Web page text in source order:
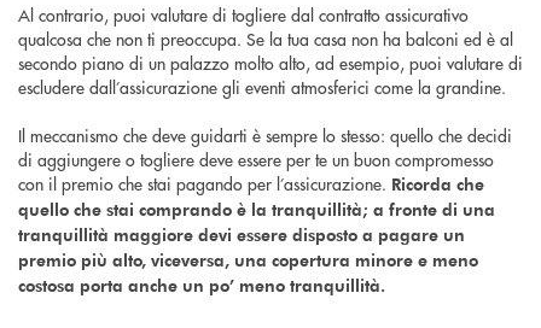
Al contrario, puoi valutare di togliere dal contratto assicurativo
qualcosa che non ti preoccupa. Se la tua casa non ha balconi ed è al
secondo piano di un palazzo molto alto, ad esempio, puoi valutare di
escludere dall’assicurazione gli eventi atmosferici come la grandine.
Il meccanismo che deve guidarti è sempre lo stesso: quello che decidi
di aggiungere o togliere deve essere per te un buon compromesso
con il premio che stai pagando per l’assicurazione. Ricorda che
quello che stai comprando è la tranquillità; a fronte di una
tranquillità maggiore devi essere disposto a pagare un
premio più alto, viceversa, una copertura minore e meno
costosa porta anche un po’ meno tranquillità.